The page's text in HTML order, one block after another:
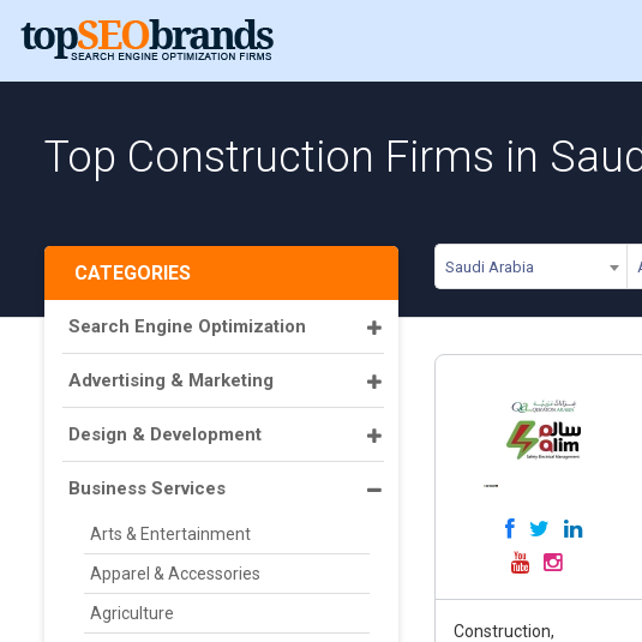
Top Construction Firms in
Saudi Arabia
CATEGORIES
Search Engine Optimization
Advertising & Marketing
Design & Development
Business Services
Arts & Entertainment
Apparel & Accessories
Agriculture
Construction,